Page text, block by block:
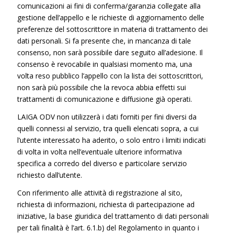
comunicazioni ai fini di conferma/garanzia collegate alla
gestione dell’appello e le richieste di aggiornamento delle
preferenze del sottoscrittore in materia di trattamento dei
dati personali. Si fa presente che, in mancanza di tale
consenso, non sarà possibile dare seguito all’adesione. Il
consenso è revocabile in qualsiasi momento ma, una
volta reso pubblico l’appello con la lista dei sottoscrittori,
non sarà più possibile che la revoca abbia effetti sui
trattamenti di comunicazione e diffusione già operati.
LAIGA ODV non utilizzerà i dati forniti per fini diversi da
quelli connessi al servizio, tra quelli elencati sopra, a cui
l’utente interessato ha aderito, o solo entro i limiti indicati
di volta in volta nell’eventuale ulteriore informativa
specifica a corredo del diverso e particolare servizio
richiesto dall’utente.
Con riferimento alle attività di registrazione al sito,
richiesta di informazioni, richiesta di partecipazione ad
iniziative, la base giuridica del trattamento di dati personali
per tali finalità è l’art. 6.1.b) del Regolamento in quanto i